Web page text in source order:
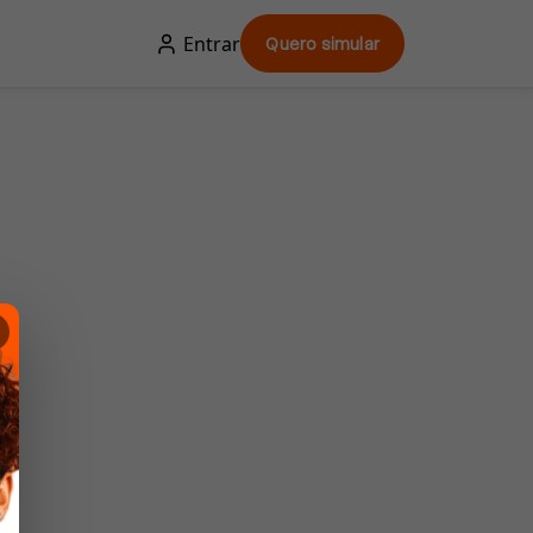
Entrar Quero simular